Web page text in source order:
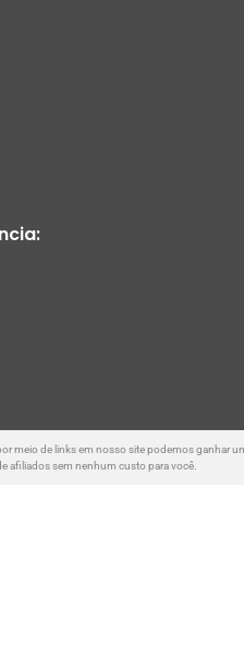
meio de links em nosso site podemos ganhar
afiliados sem nenhum custo para você.